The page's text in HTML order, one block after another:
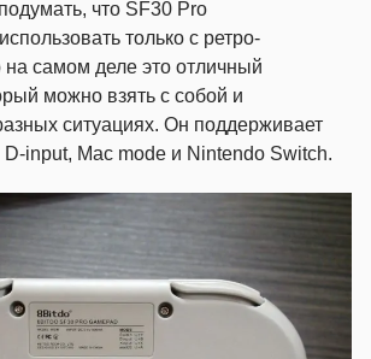
что SF30 Pro
только с ретро-
самом деле это отличный
можно взять с собой и
ситуациях. Он поддерживает
input, Mac mode и Nintendo Switch.